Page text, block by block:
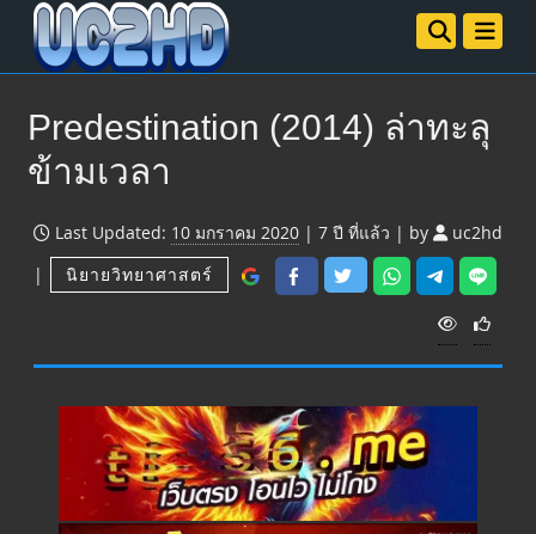
Predestination (2014) ล่าทะลุ
ข้ามเวลา
Last Updated: 10 มกราคม 2020 | 7 ปี ที่แล้ว | by
uc2hd
|
นิยายวิทยาศาสตร์
V
i
e